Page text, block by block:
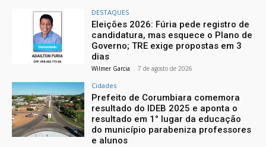
DESTAQUES
Eleições 2026: Fúria pede registro de
candidatura, mas esquece o Plano de
Governo; TRE exige propostas em 3
dias
Wilmer Garcia - 7 de agosto de 2026
Cidades
Prefeito de Corumbiara comemora
resultado do IDEB 2025 e aponta o
resultado em 1° lugar da educação
do município parabeniza professores
e alunos